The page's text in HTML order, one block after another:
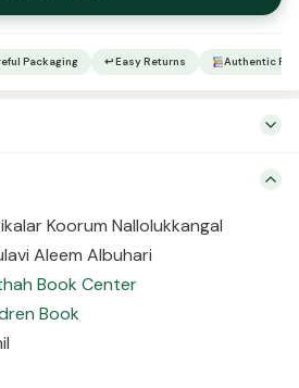
Packaging ↩ Easy Returns Authentic
Book Center Catagory Children Book
Binding Paperback Number of Pages –
சகோதர சகோதரிகளே உங்கள் கைகளில்
கூறும் நல்ல பழக்கங்கள் என்ற இந்த
பழகும் மக்கள் சந்திக்கும் சிரமங்கள்,
எழுந்தது […]
Koorum Nallolukkangal
Aleem Albuhari
Book Center
Book